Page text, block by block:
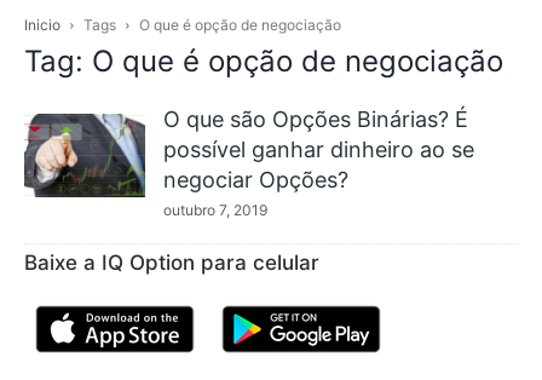
Inicio Tags O que é opção de negociação
Tag: O que é opção de negociação
O que são Opções Binárias? É
possível ganhar dinheiro ao se
negociar Opções?
outubro 7, 2019
Baixe a IQ Option para celular